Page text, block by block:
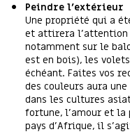
Peindre l’extérieur
Une propriété qui a
et attirera l’attention
notamment sur le
est en bois), les
échéant. Faites vos
des couleurs aura
dans les cultures
fortune, l’amour et la
pays d’Afrique, il